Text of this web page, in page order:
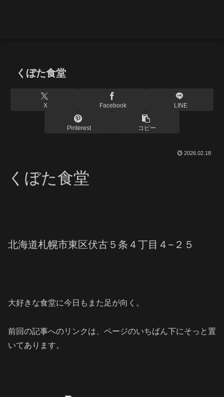
くぼた食堂
X Facebook LINE
Pinterest コピー
2026.02.18
くぼた食堂
北海道札幌市東区伏古５条４丁目４−２５
大好きな食堂に今日もまた足が向く。
前回の記事へのリンクは、ページのいちばん下にそっと置
いてあります。